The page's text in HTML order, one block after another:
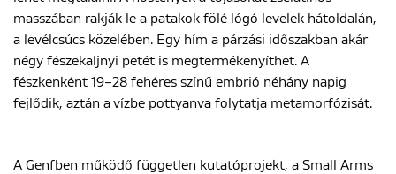
masszában rakják le a patakok fölé lógó levelek hátoldalán,
a levélcsúcs közelében. Egy hím a párzási időszakban akár
négy fészekaljnyi petét is megtermékenyíthet. A
fészkenként 19–28 fehéres színű embrió néhány napig
fejlődik, aztán a vízbe pottyanva folytatja metamorfózisát.
A Genfben működő független kutatóprojekt, a Small Arms